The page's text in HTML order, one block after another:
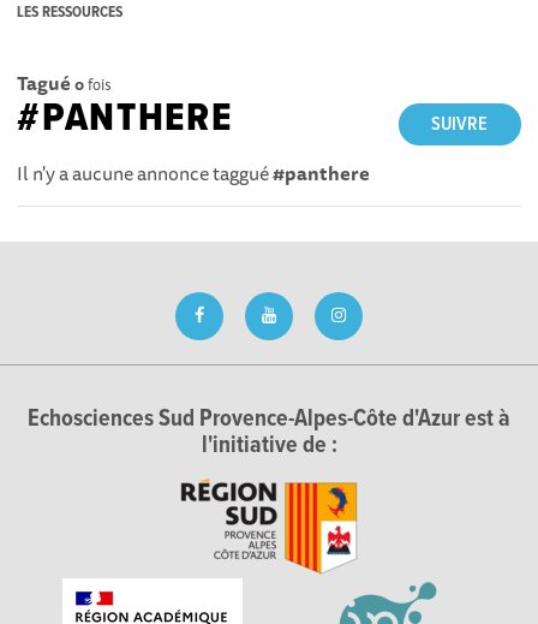
LES RESSOURCES
Tagué 0fois
SUIVRE
#PANTHERE
Il n'y a aucune annonce taggué#panthere
Echosciences Sud Provence-Alpes-Côte d'Azur est à
l'initiative de :